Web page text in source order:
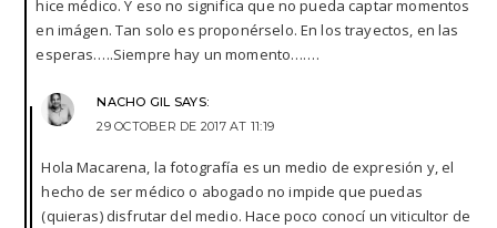
hice médico. Y eso no significa que no pueda captar momentos
en imágen. Tan solo es proponérselo. En los trayectos, en las
esperas…..Siempre hay un momento…….
NACHO GIL SAYS:
29 OCTOBER DE 2017 AT 11:19
Hola Macarena, la fotografía es un medio de expresión y, el
hecho de ser médico o abogado no impide que puedas
(quieras) disfrutar del medio. Hace poco conocí un viticultor de